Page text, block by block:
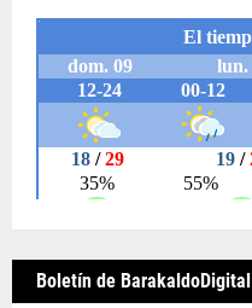
Boletín de BarakaldoDigital